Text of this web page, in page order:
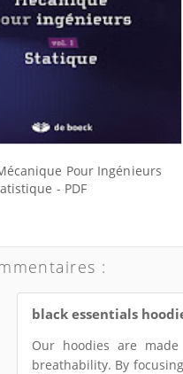
Pour Ingénieurs
- PDF
:
black essentials
Our hoodies are
breathability. By